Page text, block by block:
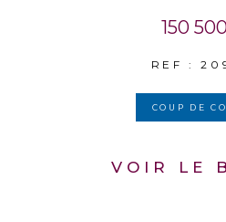
150
REF :
COUP DE
VOIR LE